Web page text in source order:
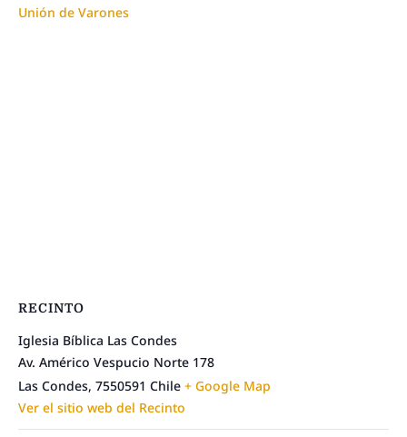
Unión de Varones
RECINTO
Iglesia Bíblica Las Condes
Av. Américo Vespucio Norte 178
Las Condes, 7550591 Chile + Google Map
Ver el sitio web del Recinto